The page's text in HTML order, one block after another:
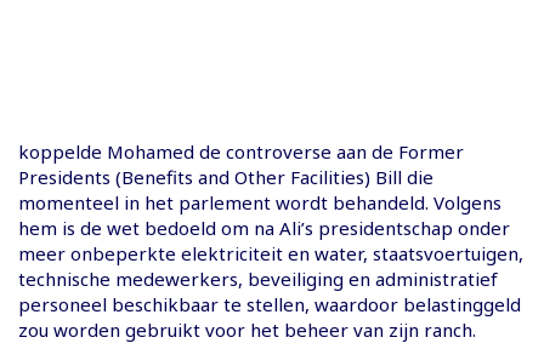
koppelde Mohamed de controverse aan de Former
Presidents (Benefits and Other Facilities) Bill die
momenteel in het parlement wordt behandeld. Volgens
hem is de wet bedoeld om na Ali’s presidentschap onder
meer onbeperkte elektriciteit en water, staatsvoertuigen,
technische medewerkers, beveiliging en administratief
personeel beschikbaar te stellen, waardoor belastinggeld
zou worden gebruikt voor het beheer van zijn ranch.